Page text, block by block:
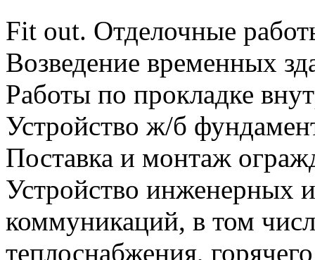
Fit out. Отделочные
Возведение временных
Работы по прокладке
Устройство ж/б
Поставка и монтаж
Устройство инженерных
коммуникаций, в том
теплоснабжения,